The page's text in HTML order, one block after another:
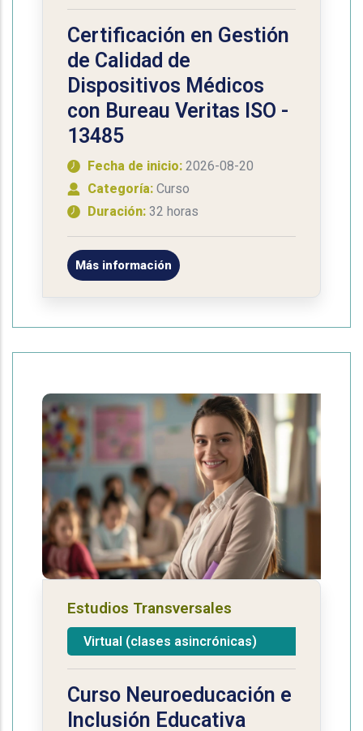
Certificación en Gestión
de Calidad de
Dispositivos Médicos
con Bureau Veritas ISO -
13485
Fecha de inicio: 2026-08-20
Categoría: Curso
Duración: 32 horas
Más información
Estudios Transversales
Virtual (clases asincrónicas)
Curso Neuroeducación e
Inclusión Educativa